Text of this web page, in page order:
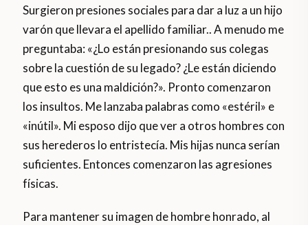
Surgieron presiones sociales para dar a luz a un hijo
varón que llevara el apellido familiar.. A menudo me
preguntaba: «¿Lo están presionando sus colegas
sobre la cuestión de su legado? ¿Le están diciendo
que esto es una maldición?». Pronto comenzaron
los insultos. Me lanzaba palabras como «estéril» e
«inútil». Mi esposo dijo que ver a otros hombres con
sus herederos lo entristecía. Mis hijas nunca serían
suficientes. Entonces comenzaron las agresiones
físicas.
Para mantener su imagen de hombre honrado, al